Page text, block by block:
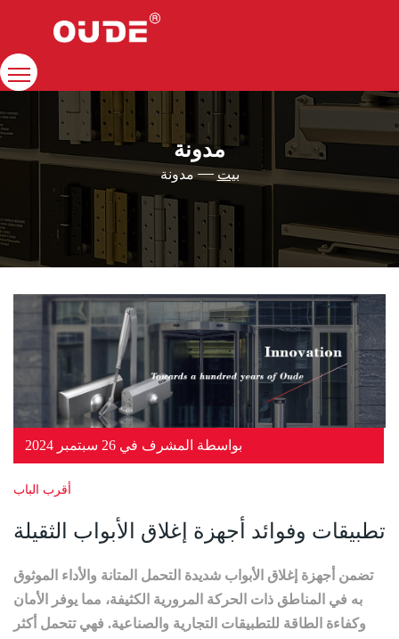
مدونة
بيت مدونة
بواسطة المشرف في 26 سبتمبر 2024
أقرب الباب
تطبيقات وفوائد أجهزة إغلاق الأبواب الثقيلة
تضمن أجهزة إغلاق الأبواب شديدة التحمل المتانة والأداء الموثوق
به في المناطق ذات الحركة المرورية الكثيفة، مما يوفر الأمان
وكفاءة الطاقة للتطبيقات التجارية والصناعية. فهي تتحمل أكثر
بيت
غلق الباب
الموارد
اتصال